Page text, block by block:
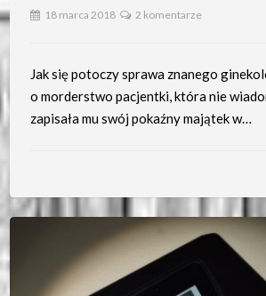
18 marca 2018 2 komentarze
Jak się potoczy sprawa znanego
o morderstwo pacjentki, która nie
zapisała mu swój pokaźny majątek w…